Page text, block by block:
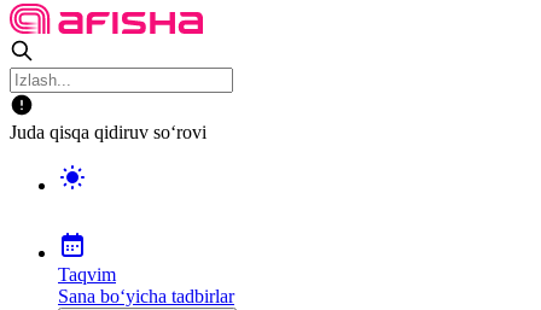
Juda qisqa qidiruv so‘rovi
Taqvim
Sana bo‘yicha tadbirlar